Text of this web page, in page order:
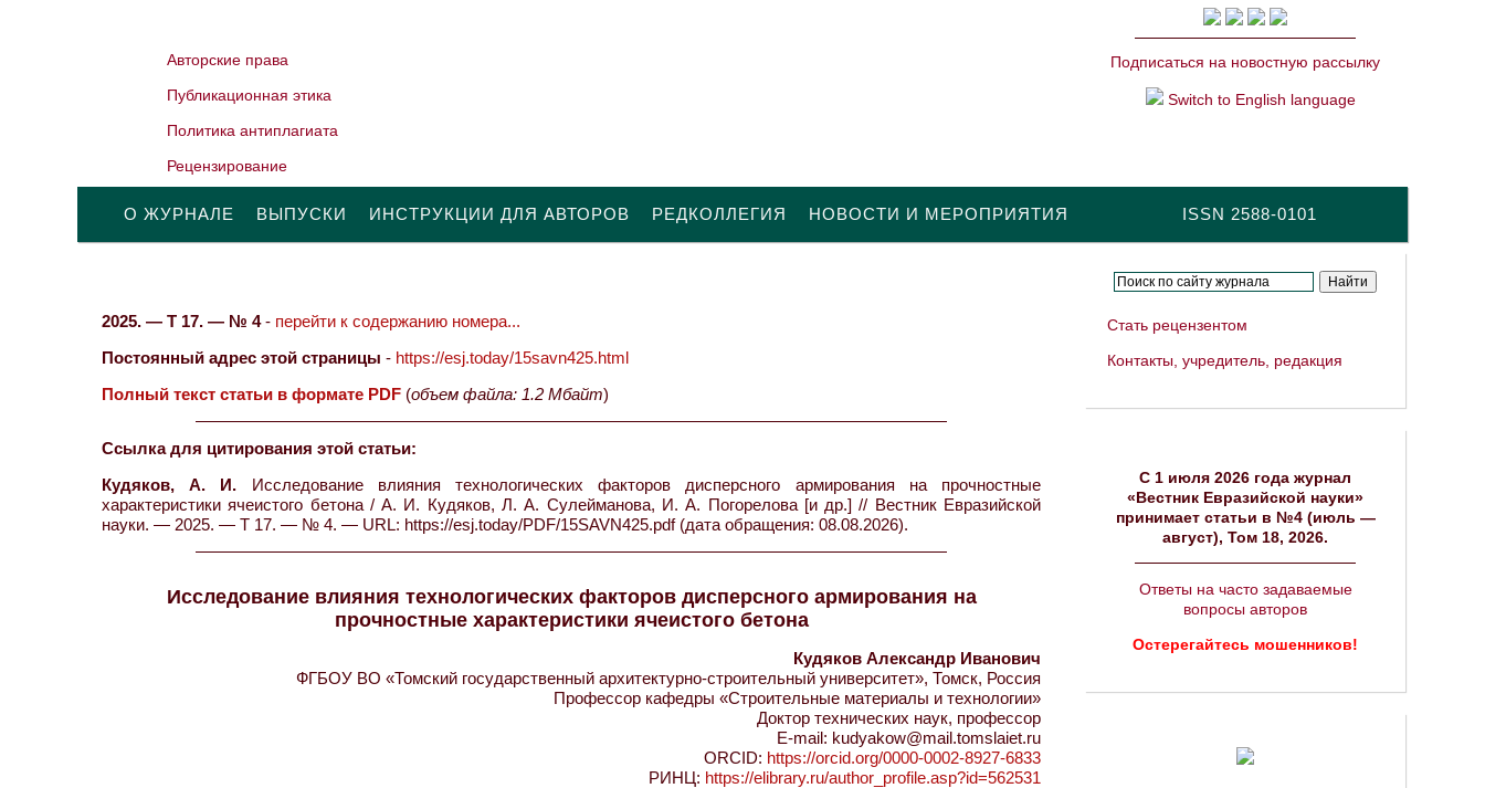
Авторские права
Публикационная этика
Политика антиплагиата
Рецензирование
Подписаться на новостную рассылку
Switch to English language
ISSN 2588-0101
О ЖУРНАЛЕ ВЫПУСКИ ИНСТРУКЦИИ ДЛЯ АВТОРОВ РЕДКОЛЛЕГИЯ НОВОСТИ И МЕРОПРИЯТИЯ
2025. — Т 17. — № 4- перейти к содержанию номера...
Постоянный адрес этой страницы - https://esj.today/15savn425.html
Полный текст статьи в формате PDF (объем файла: 1.2 Мбайт)
Ссылка для цитирования этой статьи:
Кудяков, А. И. Исследование влияния технологических факторов дисперсного армирования на прочностные
характеристики ячеистого бетона / А. И. Кудяков, Л. А. Сулейманова, И. А. Погорелова [и др.] // Вестник Евразийской
науки. — 2025. — Т 17. — № 4. — URL: https://esj.today/PDF/15SAVN425.pdf (дата обращения: 08.08.2026).
Исследование влияния технологических факторов дисперсного армирования на
прочностные характеристики ячеистого бетона
Кудяков Александр Иванович
ФГБОУ ВО «Томский государственный архитектурно-строительный университет», Томск, Россия
Профессор кафедры «Строительные материалы и технологии»
Доктор технических наук, профессор
E-mail: kudyakow@mail.tomslaiet.ru
ORCID: https://orcid.org/0000-0002-8927-6833
РИНЦ: https://elibrary.ru/author_profile.asp?id=562531
Стать рецензентом
Контакты, учредитель, редакция
C 1 июля 2026 года журнал
«Вестник Евразийской науки»
принимает статьи в №4 (июль —
август), Том 18, 2026.
Ответы на часто задаваемые
вопросы авторов
Остерегайтесь мошенников!